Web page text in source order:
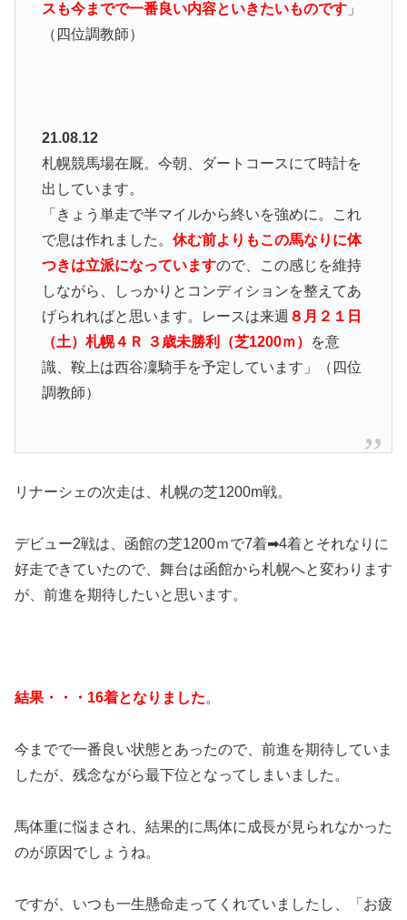
スも今までで一番良い内容といきたいものです」
（四位調教師）
21.08.12
札幌競馬場在厩。今朝、ダートコースにて時計を
出しています。
「きょう単走で半マイルから終いを強めに。これ
で息は作れました。 休む前よりもこの馬なりに体
つきは立派になっていますので、この感じを維持
しながら、しっかりとコンディションを整えてあ
げられればと思います。レースは来週 ８月２１日
（土）札幌４Ｒ ３歳未勝利（芝1200ｍ）
を意
識、鞍上は西谷凜騎手を予定しています」（四位
調教師）
リナーシェの次走は、札幌の芝1200m戦。
デビュー2戦は、函館の芝1200ｍで7着➡4着とそれなりに
好走できていたので、舞台は函館から札幌へと変わります
が、前進を期待したいと思います。
結果・・・16着となりました。
今までで一番良い状態とあったので、前進を期待していま
したが、残念ながら最下位となってしまいました。
馬体重に悩まされ、結果的に馬体に成長が見られなかった
のが原因でしょうね。
ですが、いつも一生懸命走ってくれていましたし、「お疲